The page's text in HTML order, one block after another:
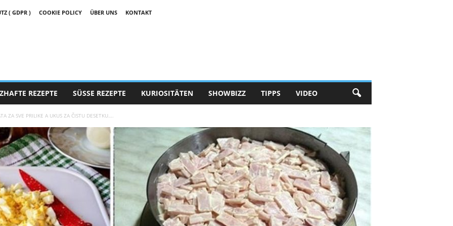
( GDPR ) COOKIE POLICY ÜBER UNS
KONTAKT
REZEPTE SÜSSE REZEPTE KURIOSITÄTEN SHOWBIZZ TIPPS VIDEO
ZA SVE PRILIKE A UKUS ZA ČISTU DESETKU….